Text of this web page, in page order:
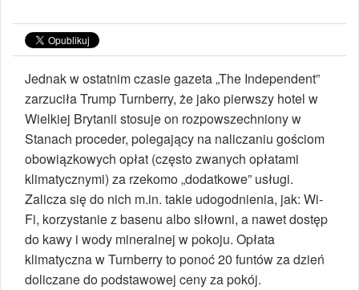
Jednak w ostatnim czasie gazeta „The Independent”
zarzuciła Trump Turnberry, że jako pierwszy hotel w
Wielkiej Brytanii stosuje on rozpowszechniony w
Stanach proceder, polegający na naliczaniu gościom
obowiązkowych opłat (często zwanych opłatami
klimatycznymi) za rzekomo „dodatkowe” usługi.
Zalicza się do nich m.in. takie udogodnienia, jak: Wi-
Fi, korzystanie z basenu albo siłowni, a nawet dostęp
do kawy i wody mineralnej w pokoju. Opłata
klimatyczna w Turnberry to ponoć 20 funtów za dzień
doliczane do podstawowej ceny za pokój.